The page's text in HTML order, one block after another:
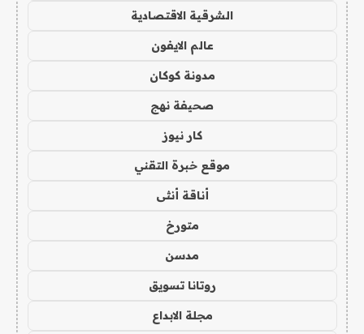
الشرقية الاقتصادية
عالم الايفون
مدونة كوكان
صحيفة نهج
كار نيوز
موقع خبرة التقني
أناقة أنثى
متورخ
مدسن
روتانا تسويق
مجلة الابداع